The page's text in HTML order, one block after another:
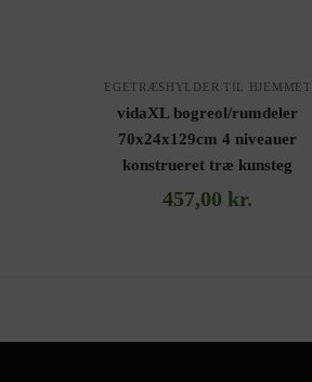
EGETRÆSHYLDER TIL HJEMMET
vidaXL bogreol/rumdeler
70x24x129cm 4 niveauer
konstrueret træ kunsteg
457,00 kr.